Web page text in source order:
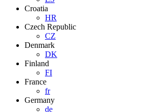
Croatia
HR
Czech Republic
CZ
Denmark
DK
Finland
FI
France
fr
Germany
de